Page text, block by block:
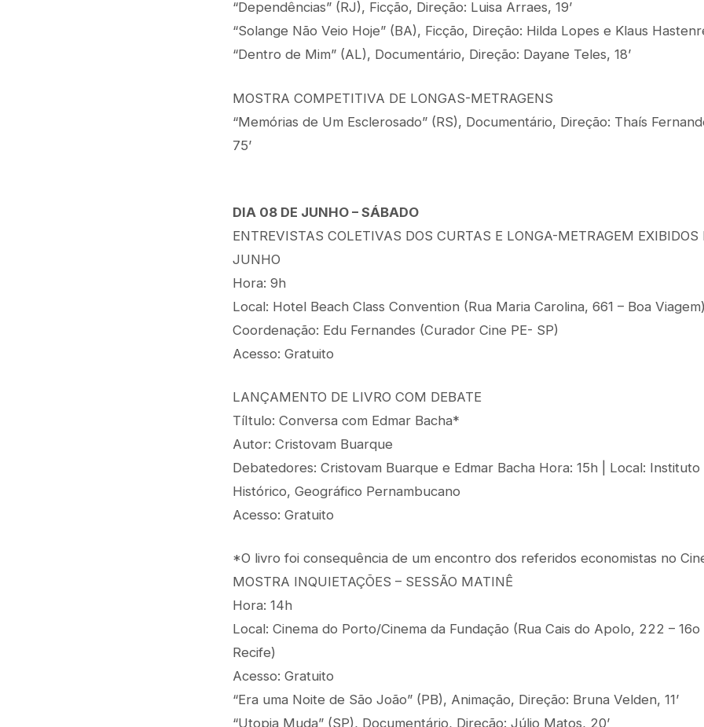
“Dependências” (RJ), Ficção, Direção: Luisa Arraes, 19’
“Solange Não Veio Hoje” (BA), Ficção, Direção: Hilda Lopes e Klaus
“Dentro de Mim” (AL), Documentário, Direção: Dayane Teles, 18’
MOSTRA COMPETITIVA DE LONGAS-METRAGENS
“Memórias de Um Esclerosado” (RS), Documentário, Direção: Thaís
75’
DIA 08 DE JUNHO – SÁBADO
ENTREVISTAS COLETIVAS DOS CURTAS E LONGA-METRAGEM
JUNHO
Hora: 9h
Local: Hotel Beach Class Convention (Rua Maria Carolina, 661 – Boa
Coordenação: Edu Fernandes (Curador Cine PE- SP)
Acesso: Gratuito
LANÇAMENTO DE LIVRO COM DEBATE
TíItulo: Conversa com Edmar Bacha*
Autor: Cristovam Buarque
Debatedores: Cristovam Buarque e Edmar Bacha Hora: 15h | Local:
Histórico, Geográfico Pernambucano
Acesso: Gratuito
*O livro foi consequência de um encontro dos referidos economistas no
MOSTRA INQUIETAÇÕES – SESSÃO MATINÊ
Hora: 14h
Local: Cinema do Porto/Cinema da Fundação (Rua Cais do Apolo, 222 –
Recife)
Acesso: Gratuito
“Era uma Noite de São João” (PB), Animação, Direção: Bruna Velden, 11’
“Utopia Muda” (SP), Documentário, Direção: Júlio Matos, 20’